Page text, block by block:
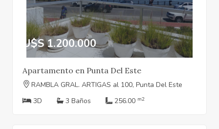
U$S 1.200.000
Apartamento en Punta Del Este
RAMBLA GRAL. ARTIGAS al 100, Punta Del Este
3D
3 Baños 256.00 m2